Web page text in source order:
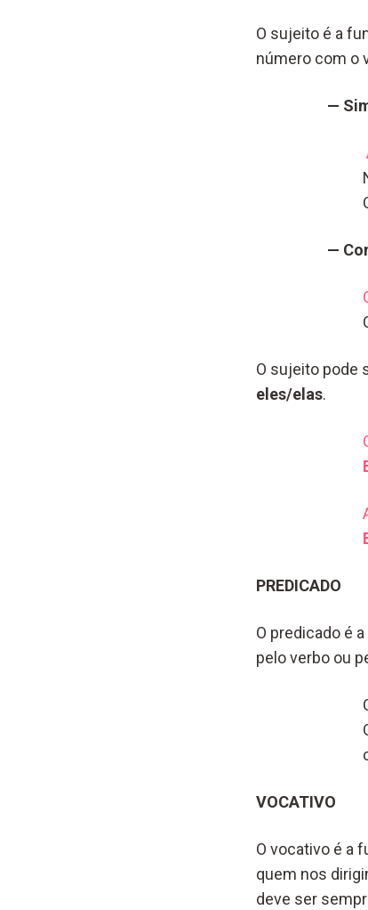
O sujeito é a
número com o
—
—
O sujeito pode
eles/elas.
PREDICADO
O predicado é
pelo verbo ou
VOCATIVO
O vocativo é a
quem nos
deve ser